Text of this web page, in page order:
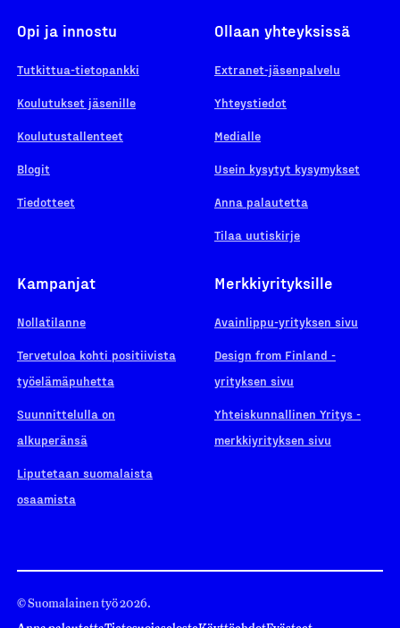
Opi ja innostu
Tutkittua-tietopankki
Koulutukset jäsenille
Koulutustallenteet
Blogit
Tiedotteet
Ollaan yhteyksissä
Extranet-jäsenpalvelu
Yhteystiedot
Medialle
Usein kysytyt kysymykset
Anna palautetta
Tilaa uutiskirje
Kampanjat
Nollatilanne
Tervetuloa kohti positiivista
työelämäpuhetta
Suunnittelulla on
alkuperänsä
Liputetaan suomalaista
osaamista
Merkkiyrityksille
Avainlippu-yrityksen sivu
Design from Finland -
yrityksen sivu
Yhteiskunnallinen Yritys -
merkkiyrityksen sivu
© Suomalainen työ 2026.